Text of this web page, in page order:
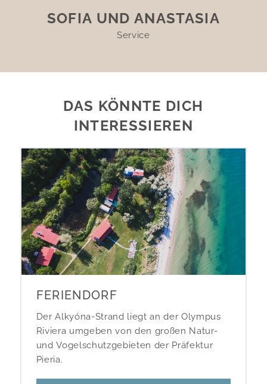
SOFIA UND ANASTASIA
Service
DAS KÖNNTE DICH
INTERESSIEREN
FERIENDORF
Der Alkyóna-Strand liegt an der Olympus
Riviera um­geben von den großen Natur-
und Vogel­schutzgebieten der Präfektur
Pieria.